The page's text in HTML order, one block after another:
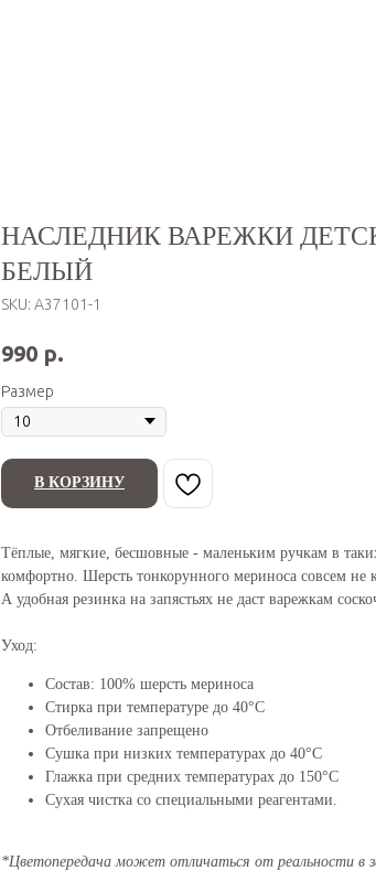
НАСЛЕДНИК ВАРЕЖКИ
БЕЛЫЙ
SKU: А37101-1
990 р.
Размер
В КОРЗИНУ
Тёплые, мягкие, бесшовные - маленьким ручкам в
комфортно. Шерсть тонкорунного мериноса совсем не
А удобная резинка на запястьях не даст варежкам
Уход:
Состав: 100% шерсть мериноса
Стирка при температуре до 40°C
Отбеливание запрещено
Сушка при низких температурах до 40°C
Глажка при средних температурах до 150°C
Сухая чистка со специальными реагентами.
*Цветопередача может отличаться от реальности в